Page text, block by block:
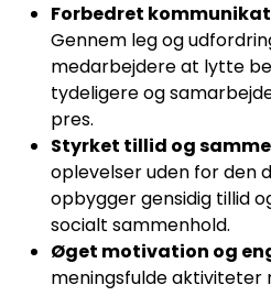
Forbedret
Gennem leg og
medarbejdere at lytte
tydeligere og
pres.
Styrket tillid og
oplevelser uden for den
opbygger gensidig tillid
socialt sammenhold.
Øget motivation og
meningsfulde aktiviteter